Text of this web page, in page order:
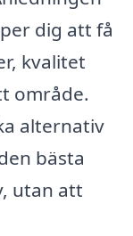
dig att få
kvalitet
område.
alternativ
bästa
utan att